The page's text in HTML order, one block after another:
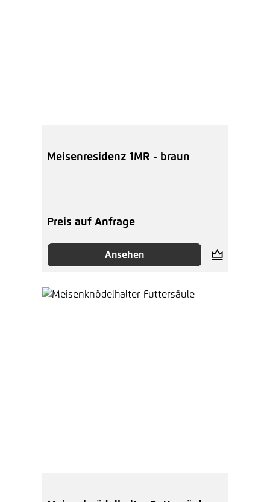
Meisenresidenz 1MR - braun
Preis auf Anfrage
Ansehen